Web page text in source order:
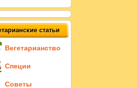
статьи
Вегетарианство
Специи
Советы